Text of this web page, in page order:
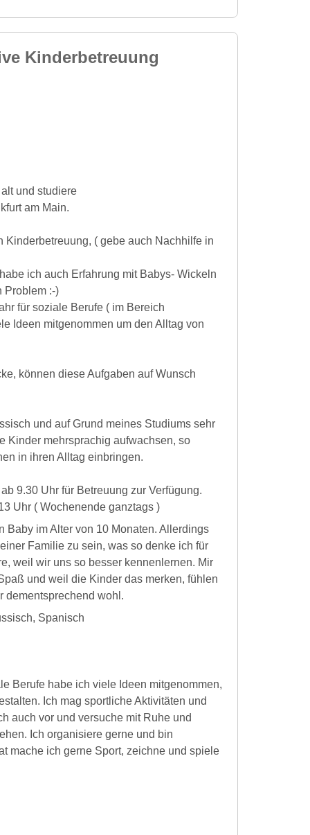
Kinderbetreuung
und studiere
am Main.
Kinderbetreuung, ( gebe auch Nachhilfe in
ich auch Erfahrung mit Babys- Wickeln
Problem :-)
für soziale Berufe ( im Bereich
Ideen mitgenommen um den Alltag von
können diese Aufgaben auf Wunsch
und auf Grund meines Studiums sehr
Kinder mehrsprachig aufwachsen, so
in ihren Alltag einbringen.
9.30 Uhr für Betreuung zur Verfügung.
Uhr ( Wochenende ganztags )
Baby im Alter von 10 Monaten. Allerdings
Familie zu sein, was so denke ich für
weil wir uns so besser kennenlernen. Mir
und weil die Kinder das merken, fühlen
dementsprechend wohl.
Spanisch
Berufe habe ich viele Ideen mitgenommen,
Ich mag sportliche Aktivitäten und
auch vor und versuche mit Ruhe und
Ich organisiere gerne und bin
mache ich gerne Sport, zeichne und spiele